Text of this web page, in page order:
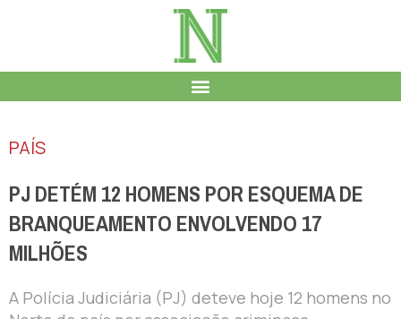
PAÍS
PJ DETÉM 12 HOMENS POR ESQUEMA DE
BRANQUEAMENTO ENVOLVENDO 17
MILHÕES
A Polícia Judiciária (PJ) deteve hoje 12 homens no